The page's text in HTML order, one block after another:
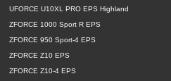
UFORCE U10XL PRO EPS Highland
ZFORCE 1000 Sport R EPS
ZFORCE 950 Sport-4 EPS
ZFORCE Z10 EPS
ZFORCE Z10-4 EPS